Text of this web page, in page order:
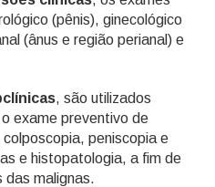
(pênis), ginecológico
(ânus e região perianal) e
, são utilizados
exame preventivo de
peniscopia e
e histopatologia, a fim de
das malignas.